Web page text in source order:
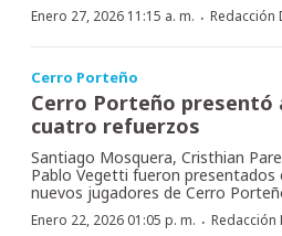
Enero 27, 2026 11:15 a. m. · Redacción
Cerro Porteño
Cerro Porteño presentó
cuatro refuerzos
Santiago Mosquera, Cristhian
Pablo Vegetti fueron presentados
nuevos jugadores de Cerro
Enero 22, 2026 01:05 p. m. · Redacción